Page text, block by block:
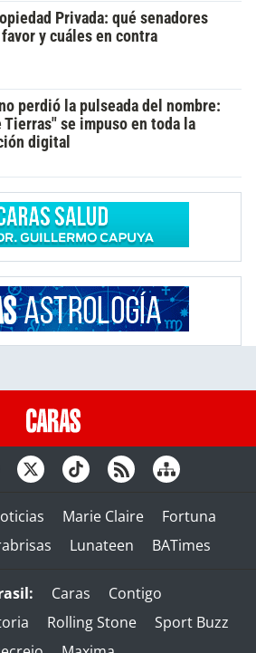
Privada: qué senadores
y cuáles en contra
perdió la pulseada del nombre:
Tierras" se impuso en toda la
digital
Marie Claire
Fortuna
Lunateen BATimes
Caras
Contigo
Rolling Stone
Sport Buzz